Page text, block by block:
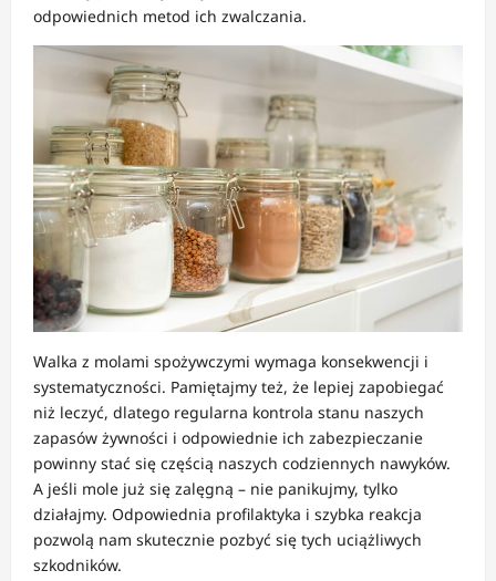
odpowiednich metod ich zwalczania.
Walka z molami spożywczymi wymaga konsekwencji i
systematyczności. Pamiętajmy też, że lepiej zapobiegać
niż leczyć, dlatego regularna kontrola stanu naszych
zapasów żywności i odpowiednie ich zabezpieczanie
powinny stać się częścią naszych codziennych nawyków.
A jeśli mole już się zalęgną – nie panikujmy, tylko
działajmy. Odpowiednia profilaktyka i szybka reakcja
pozwolą nam skutecznie pozbyć się tych uciążliwych
szkodników.